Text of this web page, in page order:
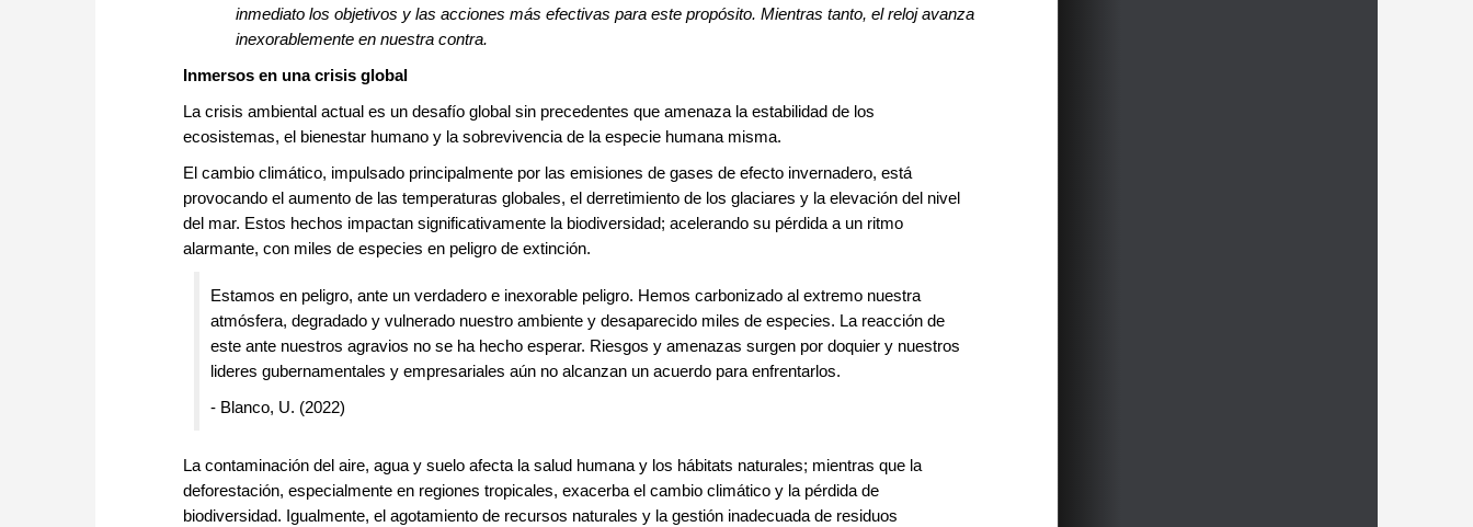
inmediato los objetivos y las acciones más efectivas para este propósito. Mientras tanto, el reloj avanza
inexorablemente en nuestra contra.
Inmersos en una crisis global
La crisis ambiental actual es un desafío global sin precedentes que amenaza la estabilidad de los
ecosistemas, el bienestar humano y la sobrevivencia de la especie humana misma.
El cambio climático, impulsado principalmente por las emisiones de gases de efecto invernadero, está
provocando el aumento de las temperaturas globales, el derretimiento de los glaciares y la elevación del nivel
del mar. Estos hechos impactan significativamente la biodiversidad; acelerando su pérdida a un ritmo
alarmante, con miles de especies en peligro de extinción.
Estamos en peligro, ante un verdadero e inexorable peligro. Hemos carbonizado al extremo nuestra
atmósfera, degradado y vulnerado nuestro ambiente y desaparecido miles de especies. La reacción de
este ante nuestros agravios no se ha hecho esperar. Riesgos y amenazas surgen por doquier y nuestros
lideres gubernamentales y empresariales aún no alcanzan un acuerdo para enfrentarlos.
- Blanco, U. (2022)
La contaminación del aire, agua y suelo afecta la salud humana y los hábitats naturales; mientras que la
deforestación, especialmente en regiones tropicales, exacerba el cambio climático y la pérdida de
biodiversidad. Igualmente, el agotamiento de recursos naturales y la gestión inadecuada de residuos